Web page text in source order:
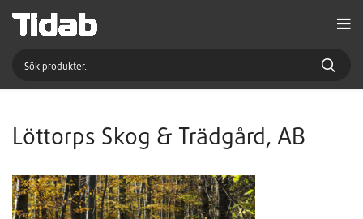
Löttorps Skog & Trädgård, AB